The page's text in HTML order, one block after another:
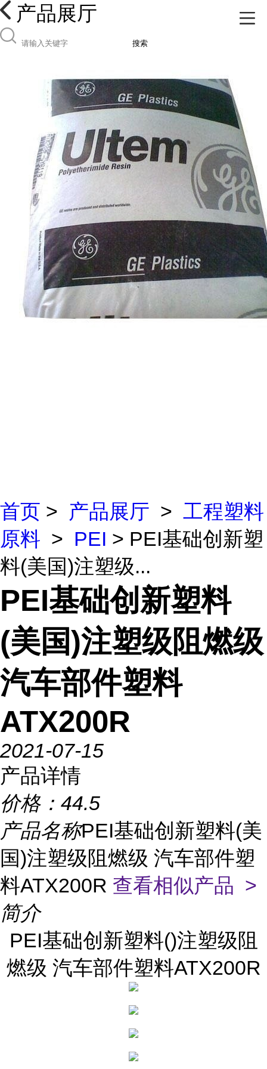
产品展厅
搜索
首页 > 产品展厅 > 工程塑料
原料 > PEI > PEI基础创新塑
料(美国)注塑级...
PEI基础创新塑料
(美国)注塑级阻燃级
汽车部件塑料
ATX200R
2021-07-15
产品详情
价格： 44.5
产品名称PEI基础创新塑料(美
国)注塑级阻燃级 汽车部件塑
料ATX200R 查看相似产品 >
简介
PEI基础创新塑料()注塑级阻
燃级 汽车部件塑料ATX200R